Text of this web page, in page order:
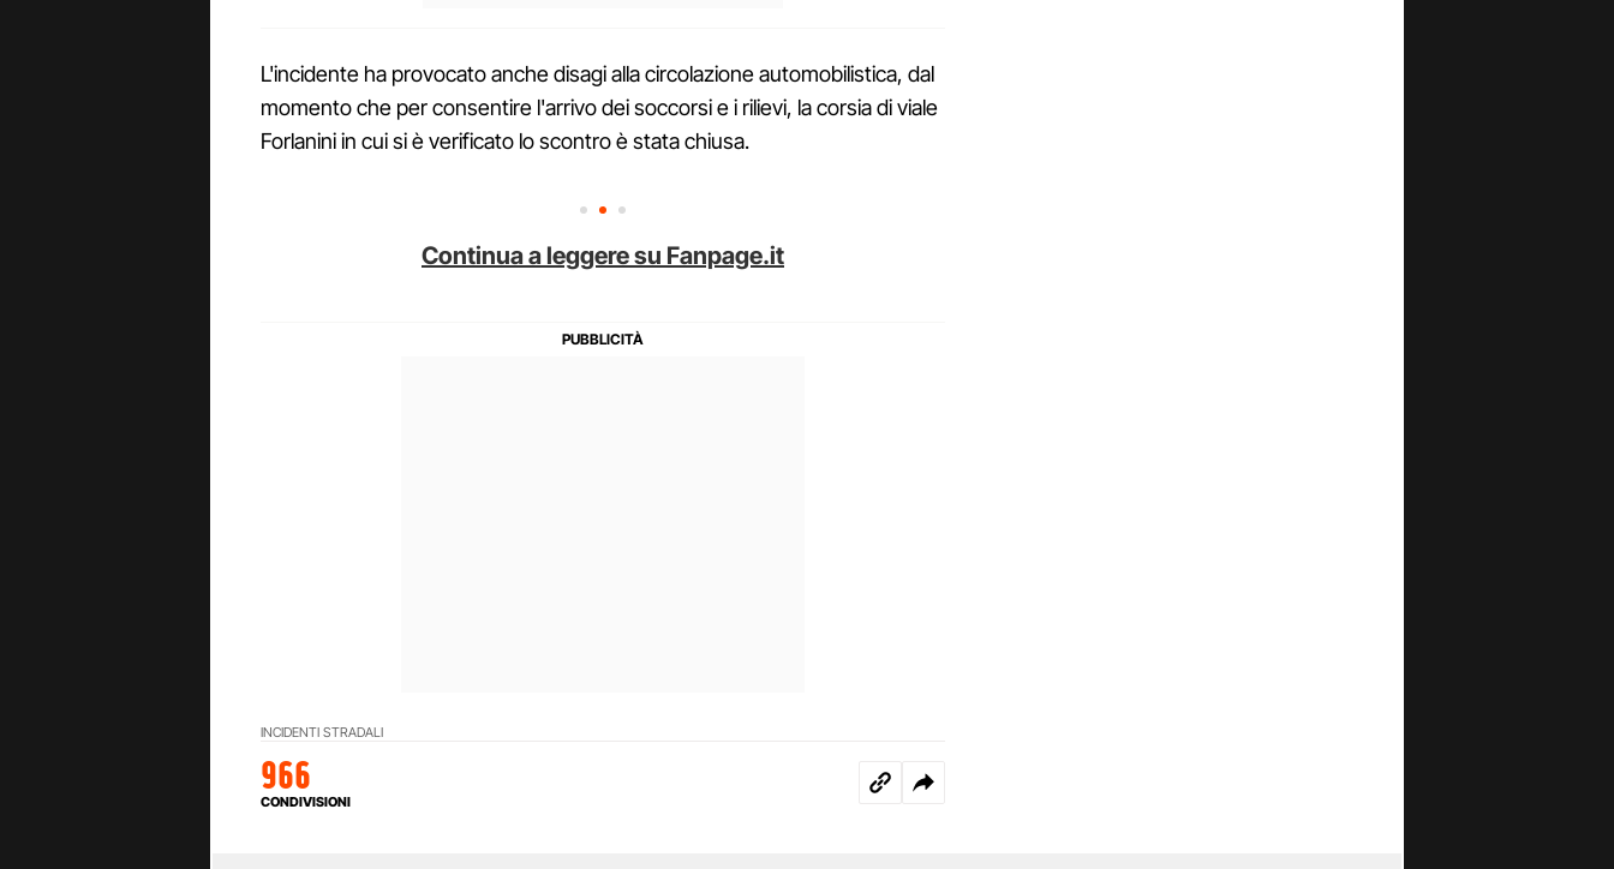
L'incidente ha provocato anche disagi alla circolazione automobilistica, dal
momento che per consentire l'arrivo dei soccorsi e i rilievi, la corsia di viale
Forlanini in cui si è verificato lo scontro è stata chiusa.
Continua a leggere su Fanpage.it
INCIDENTI STRADALI
966
CONDIVISIONI